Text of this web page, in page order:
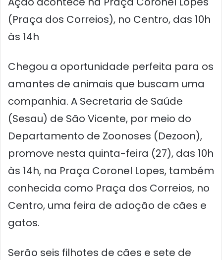
(Praça dos Correios), no Centro, das 10h
às 14h
Chegou a oportunidade perfeita para os
amantes de animais que buscam uma
companhia. A Secretaria de Saúde
(Sesau) de São Vicente, por meio do
Departamento de Zoonoses (Dezoon),
promove nesta quinta-feira (27), das 10h
às 14h, na Praça Coronel Lopes, também
conhecida como Praça dos Correios, no
Centro, uma feira de adoção de cães e
gatos.
Serão seis filhotes de cães e sete de